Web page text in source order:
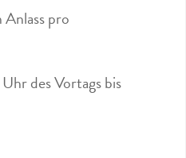
pro
des Vortags bis